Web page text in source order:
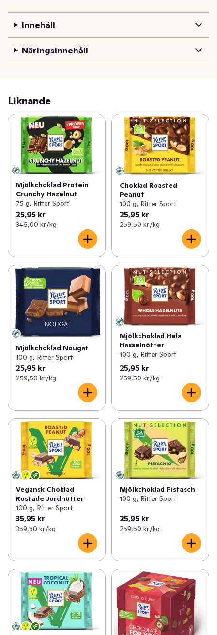
Innehåll
Näringsinnehåll
Liknande
Mjölkchoklad Protein
Crunchy Hazelnut
75 g, Ritter Sport
25,95 kr
346,00 kr /kg
Choklad Roasted
Peanut
100 g, Ritter Sport
25,95 kr
259,50 kr /kg
Mjölkchoklad Nougat
100 g, Ritter Sport
25,95 kr
259,50 kr /kg
Mjölkchoklad Hela
Hasselnötter
100 g, Ritter Sport
25,95 kr
259,50 kr /kg
Vegansk Choklad
Rostade Jordnötter
100 g, Ritter Sport
35,95 kr
359,50 kr /kg
Mjölkchoklad Pistasch
100 g, Ritter Sport
25,95 kr
259,50 kr /kg